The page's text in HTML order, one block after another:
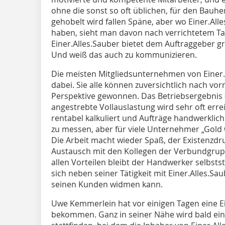
ohne die sonst so oft üblichen, für den
gehobelt wird fallen Späne, aber wo
haben, sieht man davon nach verrichtetem
Einer.Alles.Sauber bietet dem Auftraggeber
Und weiß das auch zu kommunizieren.
Die meisten Mitgliedsunternehmen von
dabei. Sie alle können zuversichtlich nach
Perspektive gewonnen. Das
angestrebte Vollauslastung wird sehr oft
rentabel kalkuliert und Aufträge
zu messen, aber für viele Unternehmer „Gold
Die Arbeit macht wieder Spaß, der
Austausch mit den Kollegen der
allen Vorteilen bleibt der Handwerker
sich neben seiner Tätigkeit mit
seinen Kunden widmen kann.
Uwe Kemmerlein hat vor einigen Tagen eine
bekommen. Ganz in seiner Nähe wird bald